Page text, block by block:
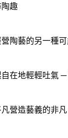
趣
陶藝的另一種
在地輕輕吐氣 ─
營造藝義的非